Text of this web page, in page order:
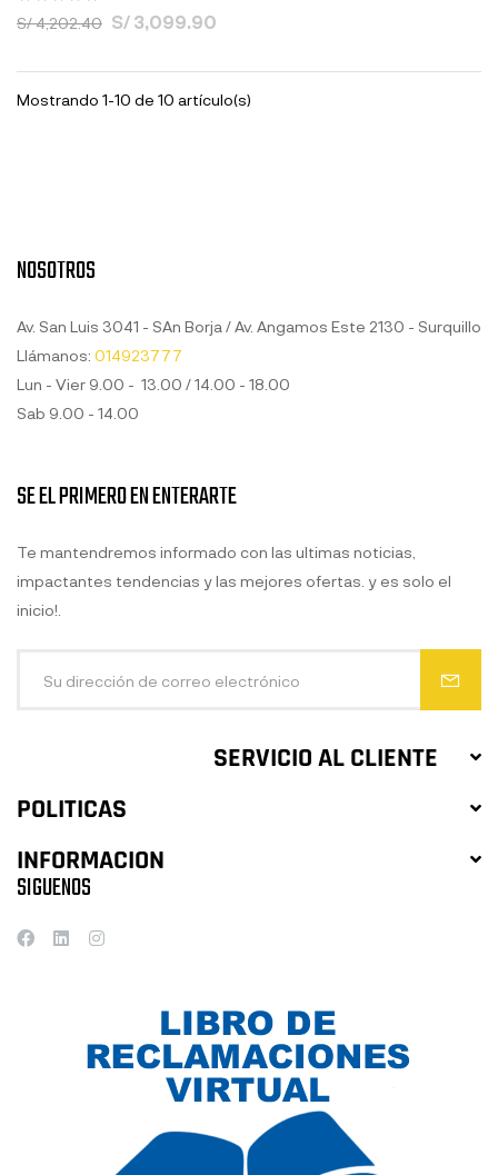
S/ 4,202.40 S/ 3,099.90
Mostrando 1-10 de 10 artículo(s)
NOSOTROS
Av. San Luis 3041 - SAn Borja / Av. Angamos Este 2130 - Surquillo
Llámanos: 014923777
Lun - Vier 9.00 - 13.00 / 14.00 - 18.00
Sab 9.00 - 14.00
SERVICIO AL CLIENTE
POLITICAS
INFORMACION
SE EL PRIMERO EN ENTERARTE
Te mantendremos informado con las ultimas noticias,
impactantes tendencias y las mejores ofertas. y es solo el
inicio!.
SIGUENOS